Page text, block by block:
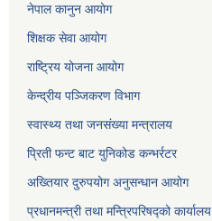
नेपाल कानुन आयोग
शिक्षक सेवा आयोग
राष्ट्रिय योजना आयोग
केन्द्रीय पञ्जिकरण विभाग
स्वास्थ्य तथा जनसंख्या मन्त्रालय
प्रिती फन्ट बाट युनिकोड कन्भर्रटर
अख्तियार दुरुपयोग अनुसन्धान आयोग
प्रधानमन्त्री तथा मन्त्रिपरिषद्को कार्यालय